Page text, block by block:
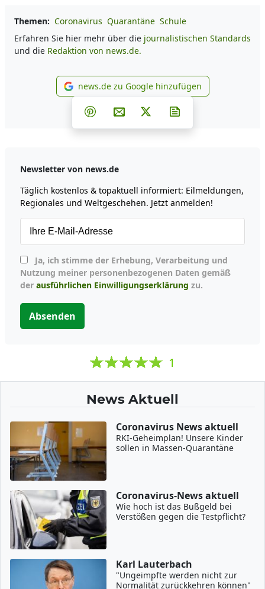
Themen: Coronavirus Quarantäne Schule
Erfahren Sie hier mehr über die journalistischen Standards
und die Redaktion von news.de.
news.de zu Google
news.de zu Google hinzufügen
Teilen auf Facebook
Teilen auf Whatsapp
Teilen auf Telegram
Teilen auf Pinterest
Per E-Mail teilen
Post auf X
Newsletter von news.de
Täglich kostenlos & topaktuell informiert: Eilmeldungen,
Regionales und Weltgeschehen. Jetzt anmelden!
Nutzung meiner personenbezogenen Daten gemäß
der ausführlichen Einwilligungserklärung zu.
Absenden
1
News Aktuell
Coronavirus News aktuell
RKI-Geheimplan! Unsere Kinder
sollen in Massen-Quarantäne
Coronavirus-News aktuell
Wie hoch ist das Bußgeld bei
Verstößen gegen die Testpflicht?
Karl Lauterbach
"Ungeimpfte werden nicht zur
Normalität zurückkehren können"